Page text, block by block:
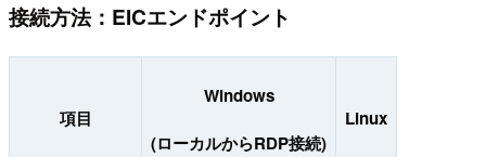
接続方法：EICエンドポイント
項目
Windows
(ローカルからRDP接続)
Linux